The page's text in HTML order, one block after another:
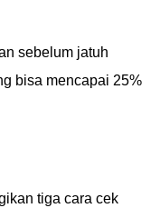
sebelum jatuh
bisa mencapai 25%
tiga cara cek